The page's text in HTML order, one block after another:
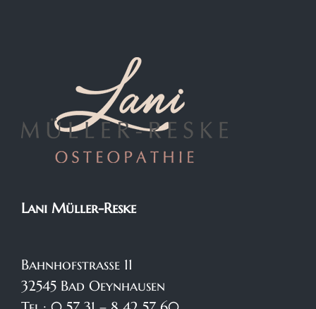
Lani Müller-Reske
Bahnhofstraße 11
32545 Bad Oeynhausen